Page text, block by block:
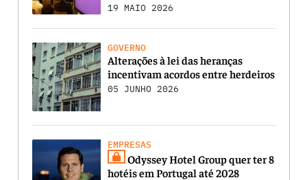
19 MAIO 2026
GOVERNO
Alterações à lei das heranças
incentivam acordos entre herdeiros
05 JUNHO 2026
EMPRESAS
Odyssey Hotel Group quer ter 8
hotéis em Portugal até 2028